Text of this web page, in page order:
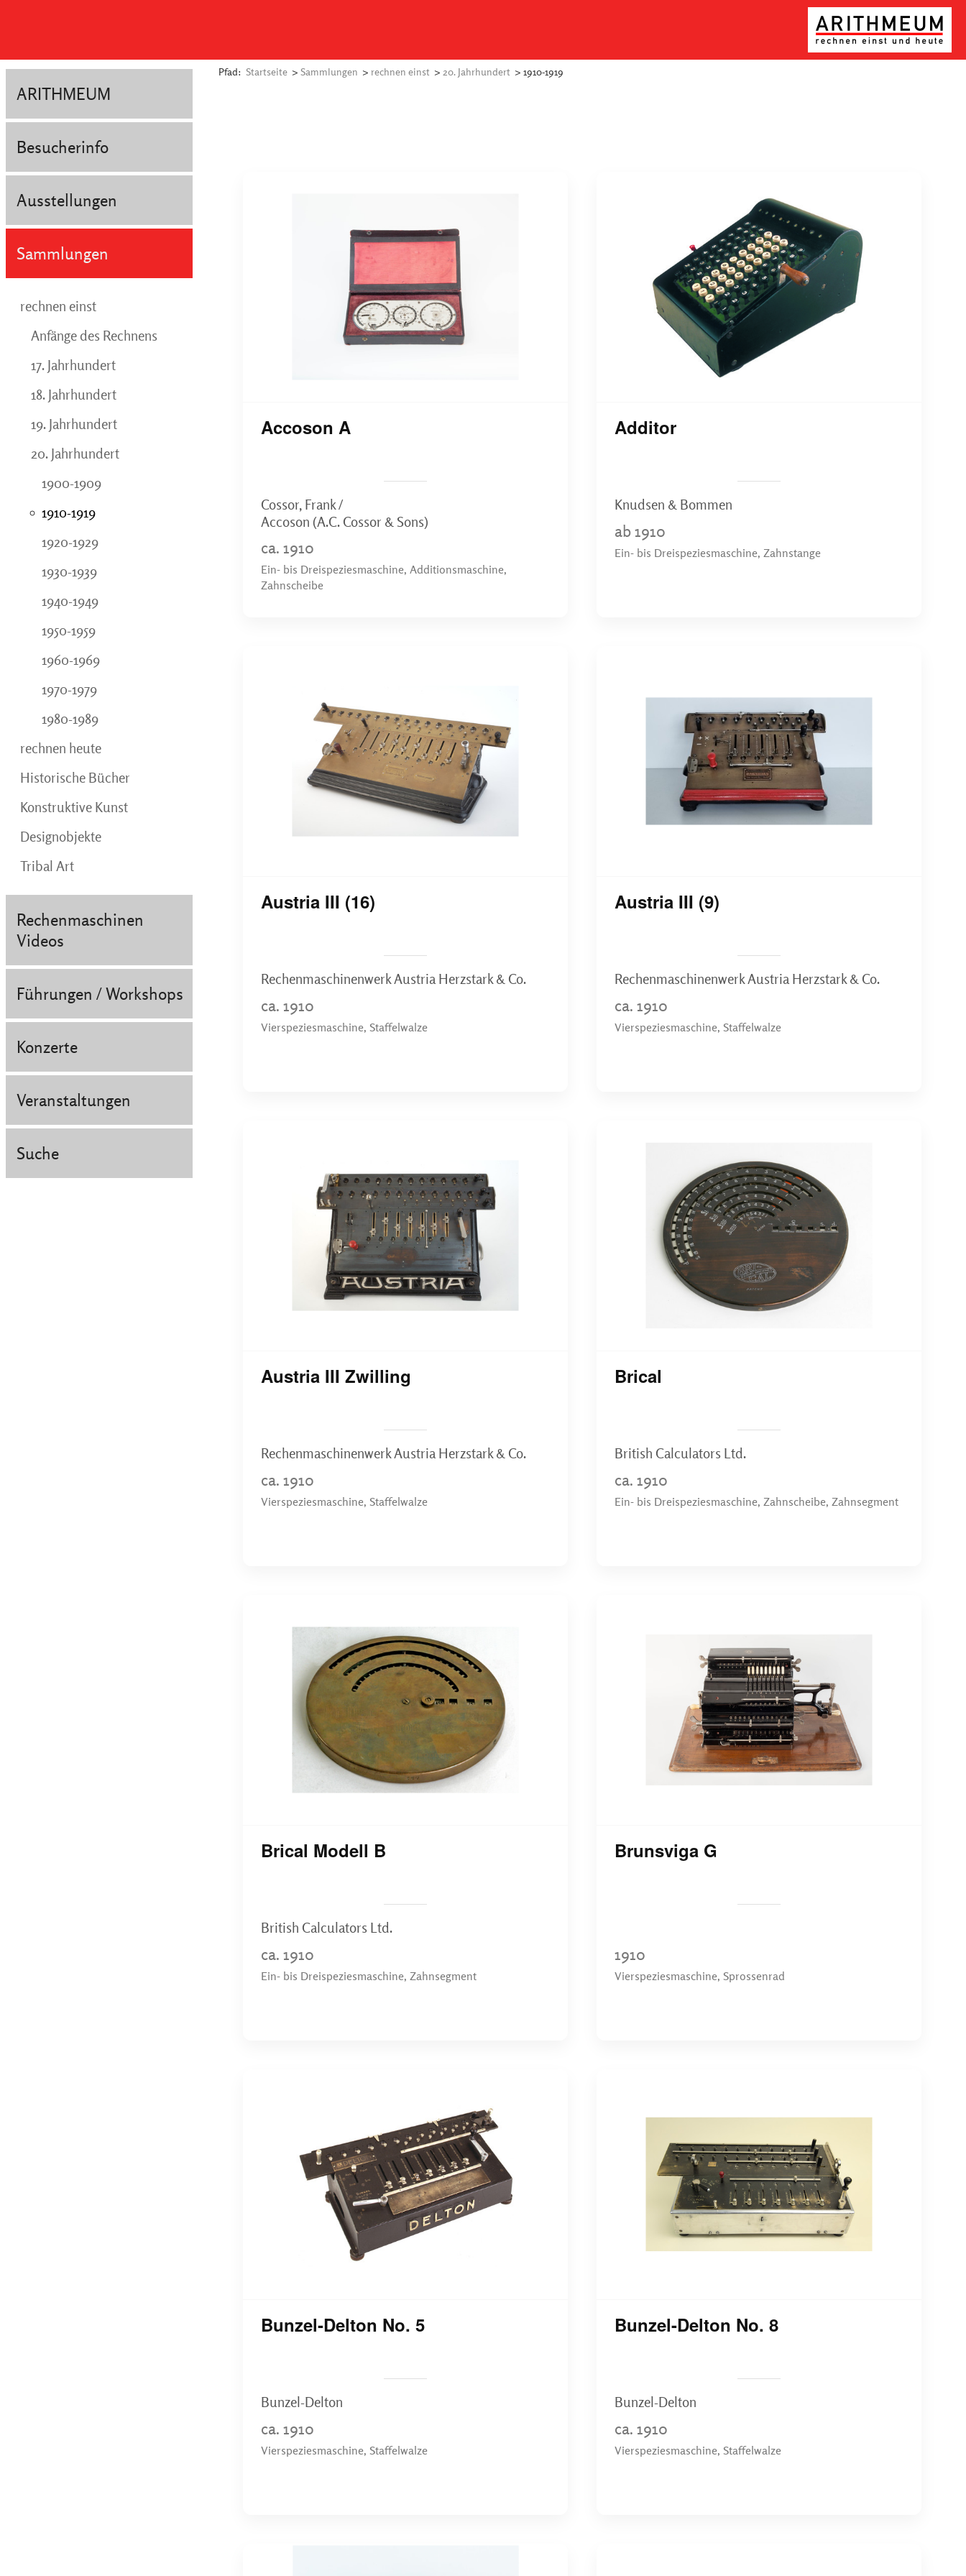
ARITHMEUM
Besucherinfo
Ausstellungen
Sammlungen
rechnen einst
Anfänge des Rechnens
17. Jahrhundert
18. Jahrhundert
19. Jahrhundert
20. Jahrhundert
1900-1909
1910-1919
1920-1929
1930-1939
1940-1949
1950-1959
1960-1969
1970-1979
1980-1989
rechnen heute
Historische Bücher
Konstruktive Kunst
Designobjekte
Tribal Art
Rechenmaschinen
Videos
Führungen / Workshops
Konzerte
Veranstaltungen
Suche
Pfad: Startseite > Sammlungen > rechnen einst > 20. Jahrhundert > 1910-1919
Accoson A
Cossor, Frank /
Accoson (A.C. Cossor & Sons)
ca. 1910
Ein- bis Dreispeziesmaschine, Additionsmaschine,
Zahnscheibe
Additor
Knudsen & Bommen
ab 1910
Ein- bis Dreispeziesmaschine, Zahnstange
Austria III (16)
Rechenmaschinenwerk Austria Herzstark & Co.
ca. 1910
Vierspeziesmaschine, Staffelwalze
Austria III (9)
Rechenmaschinenwerk Austria Herzstark & Co.
ca. 1910
Vierspeziesmaschine, Staffelwalze
Austria III Zwilling
Rechenmaschinenwerk Austria Herzstark & Co.
ca. 1910
Vierspeziesmaschine, Staffelwalze
Brical
British Calculators Ltd.
ca. 1910
Ein- bis Dreispeziesmaschine, Zahnscheibe, Zahnsegment
Brical Modell B
British Calculators Ltd.
ca. 1910
Ein- bis Dreispeziesmaschine, Zahnsegment
Brunsviga G
1910
Vierspeziesmaschine, Sprossenrad
Bunzel-Delton No. 5
Bunzel-Delton
ca. 1910
Vierspeziesmaschine, Staffelwalze
Bunzel-Delton No. 8
Bunzel-Delton
ca. 1910
Vierspeziesmaschine, Staffelwalze